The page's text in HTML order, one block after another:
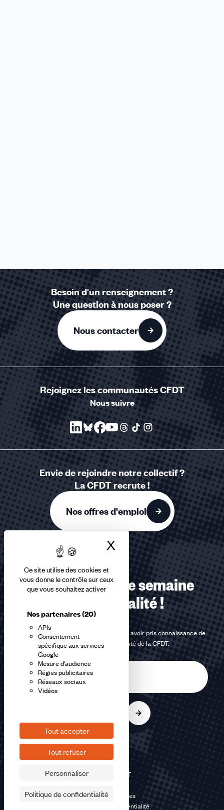
Ce site utilise des cookies et
vous donne le contrôle sur ceux
que vous souhaitez activer
Nos partenaires(20)
APIs
Consentement
spécifique aux services
Google
Mesure d'audience
Régies publicitaires
Réseaux sociaux
Vidéos
Tout accepter
Tout refuser
Personnaliser
Politique de confidentialité
X Masquer le
Besoin d'un renseignement ?
Une question à nous poser ?
Nous contacter
Rejoignez les communautés CFDT
Nous suivre
Envie de rejoindre notre collectif ?
La CFDT recrute !
Nos offres d'emploi
Recevez chaque semaine
notre actualité !
En m'inscrivant à la newsletter, j'affirme avoir pris connaissance de
lapolitique de confidentialité de la CFDT.
©2026 CFDT
Mentions légales
Politique de confidentialité